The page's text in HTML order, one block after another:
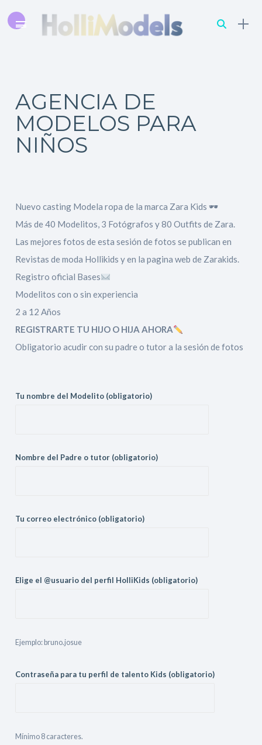
AGENCIA DE
MODELOS PARA
NIÑOS
Nuevo casting Modela ropa de la marca Zara Kids 🕶
Más de 40 Modelitos, 3 Fotógrafos y 80 Outfits de Zara.
Las mejores fotos de esta sesión de fotos se publican en
Revistas de moda Hollikids y en la pagina web de Zarakids.
Registro oficial Bases
Modelitos con o sin experiencia
2 a 12 Años
REGISTRARTE TU HIJO O HIJA AHORA
Obligatorio acudir con su padre o tutor a la sesión de fotos
Tu nombre del Modelito (obligatorio)
Nombre del Padre o tutor (obligatorio)
Tu correo electrónico (obligatorio)
Elige el @usuario del perfil HolliKids (obligatorio)
Ejemplo: bruno.josue
Contraseña para tu perfil de talento Kids (obligatorio)
Mínimo 8 caracteres.